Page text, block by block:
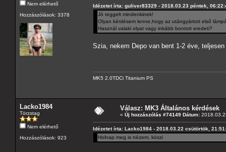
Nem elérhető
Hozzászólások: 3378
Idézetet írta: guliver83329 - 2018.03.23 péntek,
Jó reggelt mindenkinek!
Olyan kérdésem lenne,hogy az utángyártott első
Használ valaki olyat vagy inkább bontott eredeti?
Szia, nekem Depo van bent 1-2 éve,
MK5 2.0TDCi Titanium PS
Lacko1984
Törzstag
Nem elérhető
Hozzászólások: 923
Válasz: MK3 Általános kérdések
« Új hozzászólás #74149 Dátum:
Idézetet írta: Lacko1984 - 2018.03.22 csütörtök,
Holnap meg is nézem, köszi